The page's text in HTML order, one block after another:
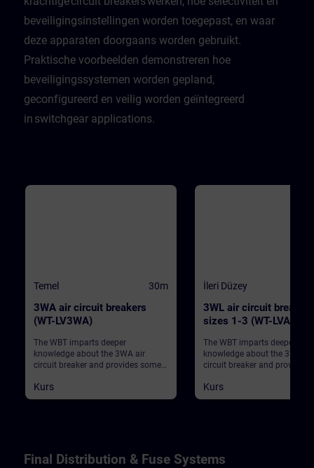
beveiligingsinstellingen worden toegepast, en waar
deze apparaten doorgaans worden gebruikt.
Praktische voorbeelden demonstreren hoe
beveiligingssystemen worden gepland,
geconfigureerd en veilig worden geïntegreerd
in switchgear applications.
Temel 30m
3WA air circuit breakers
(WT-LV3WA)
The WBT imparts deeper
knowledge about the 3WA air
circuit breaker and provides some
Kurs
İleri Düzey
3WL air circuit breakers
sizes 1-3 (WT-LVA3WL)
The WBT imparts deeper
knowledge about the 3WL air
circuit breaker and provides
Kurs
Final Distribution & Fuse Systems